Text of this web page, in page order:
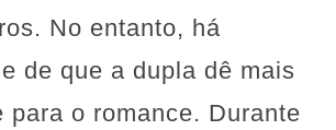
No entanto, há
de que a dupla dê mais
para o romance. Durante